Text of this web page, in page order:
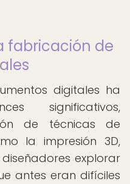
fabricación de
digitales ha
significativos,
de técnicas de
la impresión 3D,
explorar
antes eran difíciles